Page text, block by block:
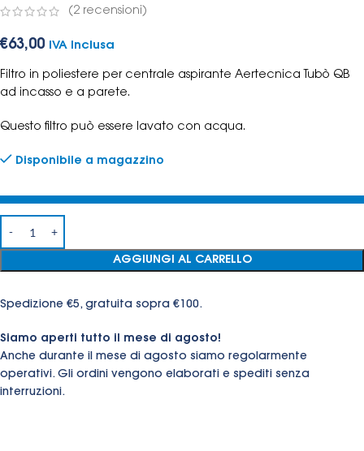
( 2 recensioni)
€63,00 IVA Inclusa
Filtro in poliestere per centrale aspirante Aertecnica Tubò QB
ad incasso e a parete.
Questo filtro può essere lavato con acqua.
Disponibile a magazzino
AGGIUNGI AL CARRELLO
Spedizione €5, gratuita sopra €100.
Siamo aperti tutto il mese di agosto!
Anche durante il mese di agosto siamo regolarmente
operativi. Gli ordini vengono elaborati e spediti senza
interruzioni.